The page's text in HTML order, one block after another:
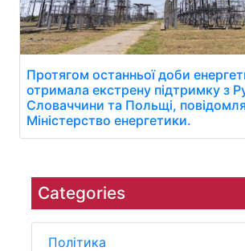
Categories
Політика
Протягом останньої доби
отримала екстрену підтримку з
Словаччини та Польщі,
Міністерство енергетики.